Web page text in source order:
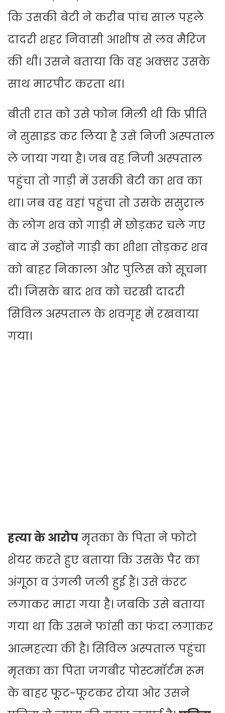
कि उसकी बेटी ने करीब पांच साल पहले
दादरी शहर निवासी आशीष से लव मैरिज
की थी। उसने बताया कि वह अक्सर उसके
साथ मारपीट करता था।
बीती रात को उसे फोन मिली थी कि प्रीति
ने सुसाइड कर लिया है उसे निजी अस्पताल
ले जाया गया है। जब वह निजी अस्पताल
पहुंचा तो गाड़ी में उसकी बेटी का शव का
था। जब वह वहां पहुंचा तो उसके ससुराल
के लोग शव को गाड़ी में छोड़कर चले गए
बाद में उन्होंने गाड़ी का शीशा तोड़कर शव
को बाहर निकाला और पुलिस को सूचना
दी। जिसके बाद शव को चरखी दादरी
सिविल अस्पताल के शवगृह में रखवाया
गया।
हत्या के आरोपमृतका के पिता ने फोटो
शेयर करते हुए बताया कि उसके पैर का
अंगूठा व उंगली जली हुई हैं। उसे कंरट
लगाकर मारा गया है। जबकि उसे बताया
गया था कि उसने फांसी का फंदा लगाकर
आत्महत्या की है। सिविल अस्पताल पहुंचा
मृतका का पिता जगबीर पोस्टमॉर्टम रूम
के बाहर फूट-फूटकर रोया ओर उसने